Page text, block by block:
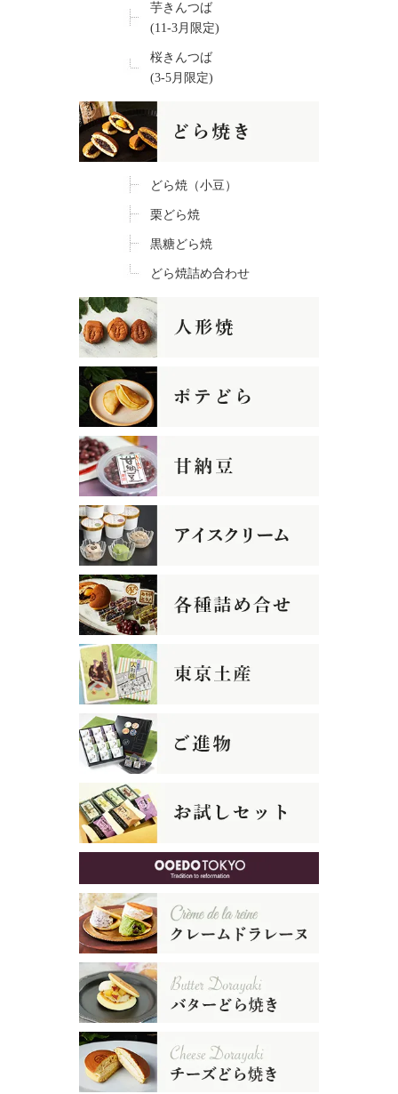
芋きんつば
(11-3月限定)
桜きんつば
(3-5月限定)
どら焼（小豆）
栗どら焼
黒糖どら焼
どら焼詰め合わせ